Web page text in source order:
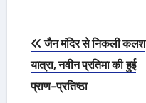
Post
navigation
जैन मंदिर से निकली कलश
यात्रा, नवीन प्रतिमा की हुई
प्राण-प्रतिष्ठा